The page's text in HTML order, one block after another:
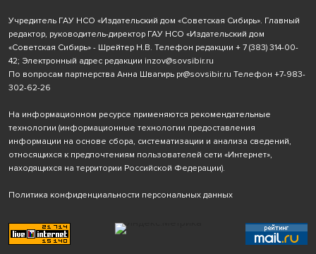
Учредитель ГАУ НСО «Издательский дом «Советская Сибирь». Главный
редактор, руководитель-директор ГАУ НСО «Издательский дом
«Советская Сибирь» - Шрейтер Н.В. Телефон редакции + 7 (383) 314-00-
42; Электронный адрес редакции inzov@sovsibir.ru
По вопросам партнерства Анна Швагирь pr@sovsibir.ru Телефон +7-983-
302-62-26
На информационном ресурсе применяются рекомендательные
технологии (информационные технологии предоставления
информации на основе сбора, систематизации и анализа сведений,
относящихся к предпочтениям пользователей сети «Интернет»,
находящихся на территории Российской Федерации).
Политика конфиденциальности персональных данных